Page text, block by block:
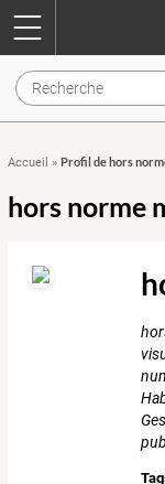
Accueil » Profil de hors
hors norme